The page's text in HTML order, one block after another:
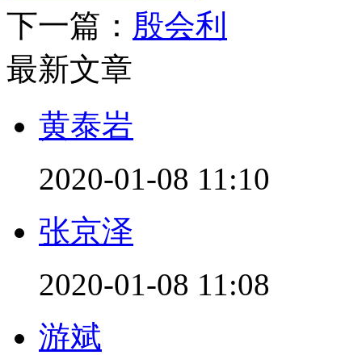
下一篇： 殷会利
最新文章
黄泰岩
2020-01-08 11:10
张京泽
2020-01-08 11:08
游斌